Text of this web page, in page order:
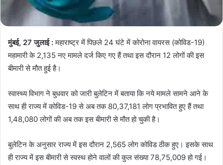
मुंबई, 27 जुलाई :महाराष्ट्र में पिछले 24 घंटे में कोरोना वायरस (कोविड-19)
महामारी के 2,135 नए मामले दर्ज किए गए हैं तथा इस दौरान 12 लोगों की इस
बीमारी से मौत हुई है।
स्वास्थ्य विभाग ने बुधवार को जारी बुलेटिन में बताया कि नये मामले सामने आने के
साथ ही राज्य में कोविड-19 से अब तक 80,37,181 लोग प्रभावित हुए हैं तथा
1,48,080 लोगों की अब तक इस बीमारी से मौत हो चुकी है।
बुलेटिन के अनुसार राज्य में इस दौरान 2,565 लोग कोविड ठीक हुए। इसके साथ
ही राज्य में इस बीमारी से स्वस्थ होने वालों की कुल संख्या 78,75,009 हो गई।